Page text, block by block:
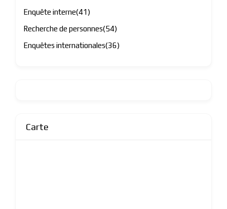
Enquête interne(41)
Recherche de personnes(54)
Enquêtes internationales(36)
Carte